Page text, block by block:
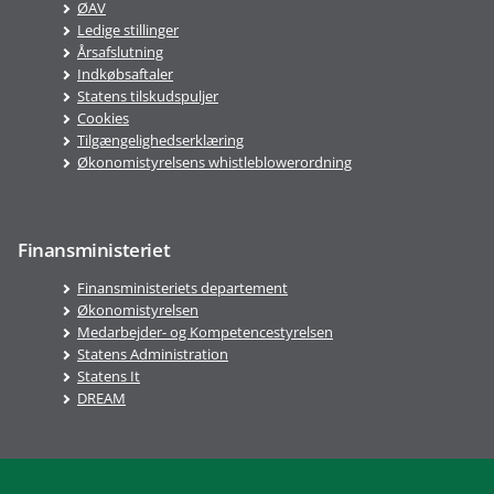
ØAV
Ledige stillinger
Årsafslutning
Indkøbsaftaler
Statens tilskudspuljer
Cookies
Tilgængelighedserklæring
Økonomistyrelsens whistleblowerordning
Finansministeriet
Finansministeriets departement
Økonomistyrelsen
Medarbejder- og Kompetencestyrelsen
Statens Administration
Statens It
DREAM